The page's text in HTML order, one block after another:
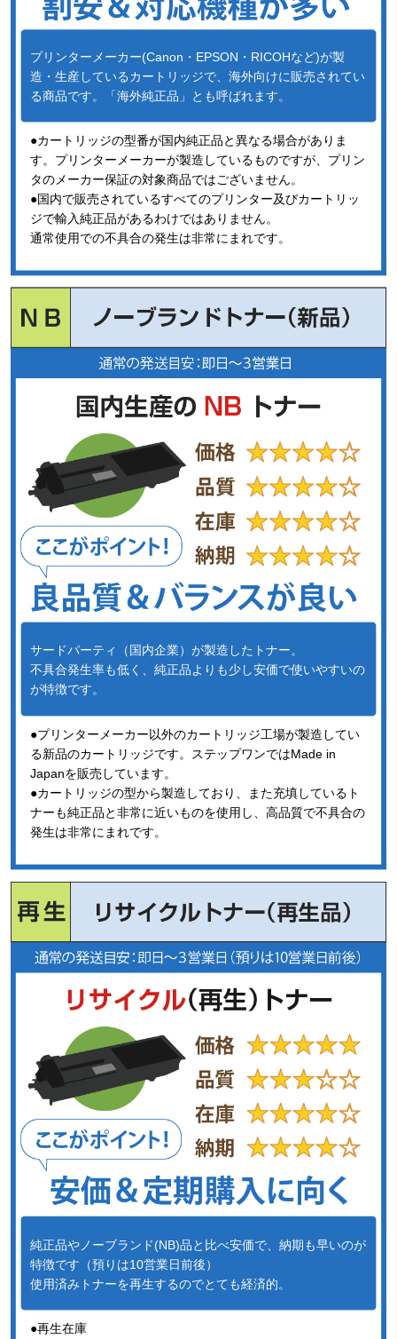
プリンターメーカー(Canon・EPSON・RICOHなど)が製
造・生産しているカートリッジで、海外向けに販売されてい
る商品です。「海外純正品」とも呼ばれます。
●カートリッジの型番が国内純正品と異なる場合がありま
す。プリンターメーカーが製造しているものですが、プリン
タのメーカー保証の対象商品ではございません。
●国内で販売されているすべてのプリンター及びカートリッ
ジで輸入純正品があるわけではありません。
通常使用での不具合の発生は非常にまれです。
サードパーティ（国内企業）が製造したトナー。
不具合発生率も低く、純正品よりも少し安価で使いやすいの
が特徴です。
●プリンターメーカー以外のカートリッジ工場が製造してい
る新品のカートリッジです。ステップワンではMade in
Japanを販売しています。
●カートリッジの型から製造しており、また充填しているト
ナーも純正品と非常に近いものを使用し、高品質で不具合の
発生は非常にまれです。
純正品やノーブランド(NB)品と比べ安価で、納期も早いのが
特徴です（預りは10営業日前後）
使用済みトナーを再生するのでとても経済的。
●再生在庫